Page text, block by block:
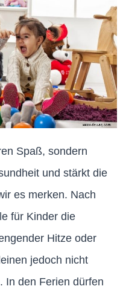
Spaß, sondern
und stärkt die
es merken. Nach
für Kinder die
Hitze oder
jedoch nicht
In den Ferien dürfen